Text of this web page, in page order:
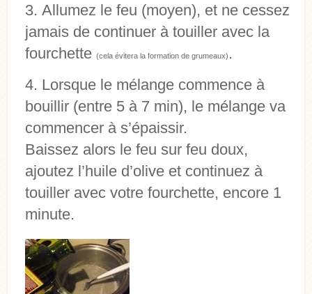
Allumez le feu (moyen), et ne cessez
jamais de continuer à touiller avec la
fourchette (cela évitera la formation de grumeaux) .
Lorsque le mélange commence à
bouillir (entre 5 à 7 min), le mélange va
commencer à s’épaissir.
Baissez alors le feu sur feu doux,
ajoutez l’huile d’olive et continuez à
touiller avec votre fourchette, encore 1
minute.